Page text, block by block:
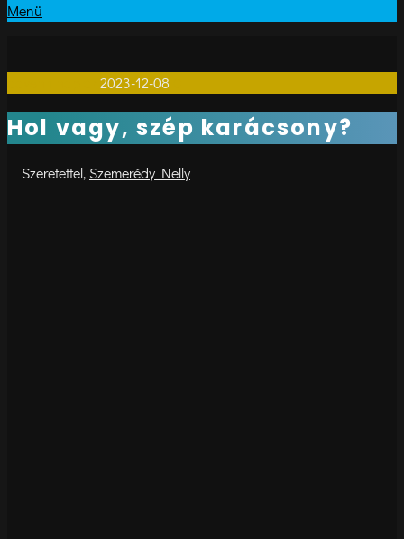
Menü
2023-12-08
Hol vagy, szép karácsony?
Szemerédy Nelly